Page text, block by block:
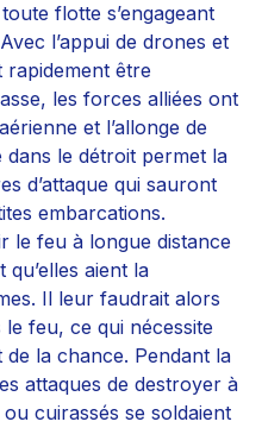
flotte s’engageant
l’appui de drones et
rapidement être
les forces alliées ont
et l’allonge de
le détroit permet la
d’attaque qui sauront
embarcations.
le feu à longue distance
aient la
Il leur faudrait alors
feu, ce qui nécessite
la chance. Pendant la
attaques de destroyer à
cuirassés se soldaient